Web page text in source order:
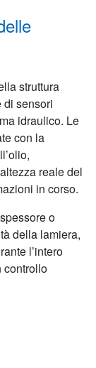
struttura
di sensori
idraulico. Le
con la
reale del
in corso.
o
della lamiera,
l’intero
controllo